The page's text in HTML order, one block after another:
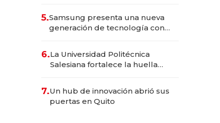
5.Samsung presenta una nueva
generación de tecnología con
6.La Universidad Politécnica
Salesiana fortalece la huella
7.Un hub de innovación abrió sus
puertas en Quito